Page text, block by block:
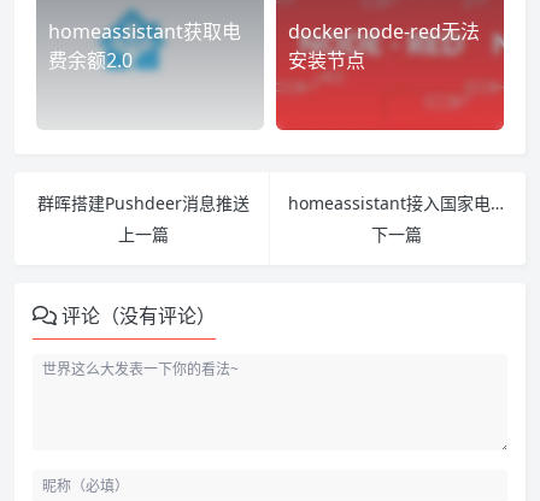
homeassistant获取电
费余额2.0
docker node-red无法
安装节点
群晖搭建Pushdeer消息推送
上一篇
homeassistant接入国家电网电费余额（理论已经是支持全国）
下一篇
评论（没有评论）